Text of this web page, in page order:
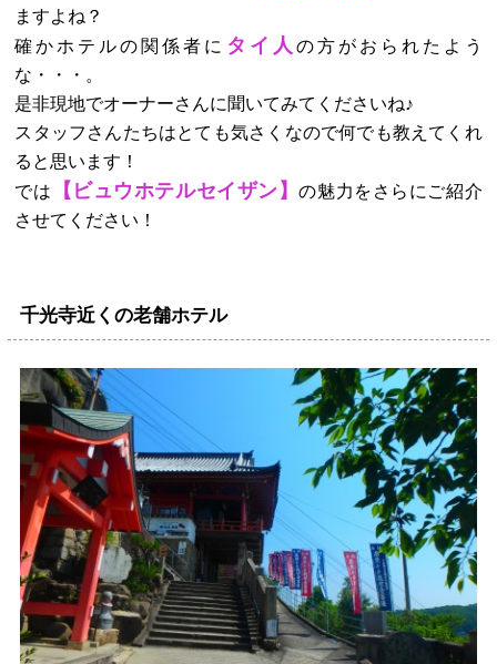
ますよね？
確かホテルの関係者に タイ人 の方がおられたよう
な・・・。
是非現地でオーナーさんに聞いてみてくださいね♪
スタッフさんたちはとても気さくなので何でも教えてくれ
ると思います！
では
【ビュウホテルセイザン】の魅力をさらにご紹介
させてください！
千光寺近くの老舗ホテル